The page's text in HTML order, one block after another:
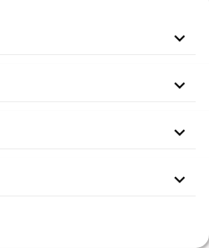



